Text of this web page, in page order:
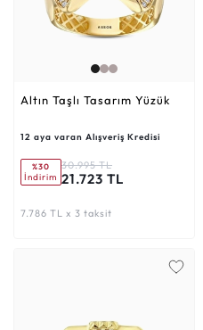
Altın Taşlı Tasarım Yüzük
12 aya varan Alışveriş Kredisi
%30
İndirim
30.995 TL
21.723 TL
7.786 TL x 3 taksit